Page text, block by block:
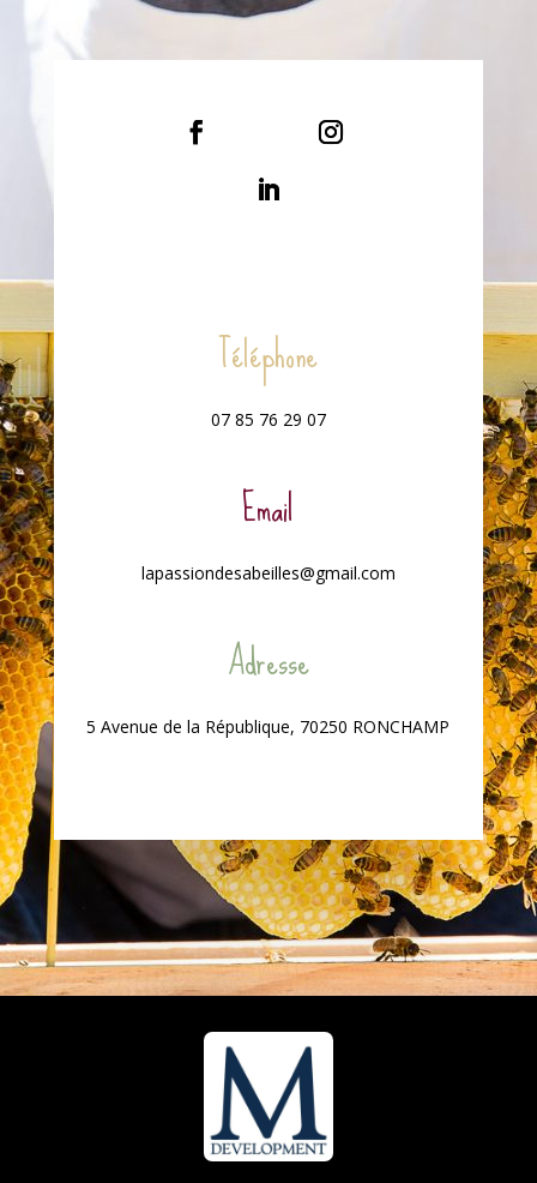
Téléphone
07 85 76 29 07
Email
lapassiondesabeilles@gmail.com
Adresse
5 Avenue de la République, 70250 RONCHAMP